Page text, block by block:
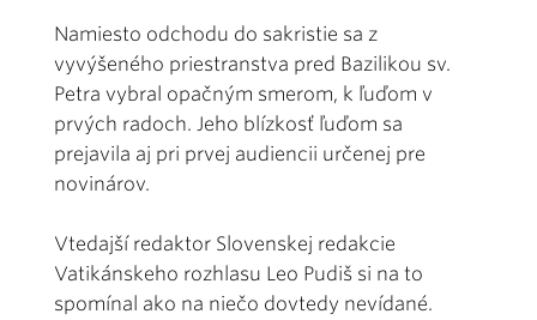
Namiesto odchodu do sakristie sa z
vyvýšeného priestranstva pred Bazilikou sv.
Petra vybral opačným smerom, k ľuďom v
prvých radoch. Jeho blízkosť ľuďom sa
prejavila aj pri prvej audiencii určenej pre
novinárov.
Vtedajší redaktor Slovenskej redakcie
Vatikánskeho rozhlasu Leo Pudiš si na to
spomínal ako na niečo dovtedy nevídané.